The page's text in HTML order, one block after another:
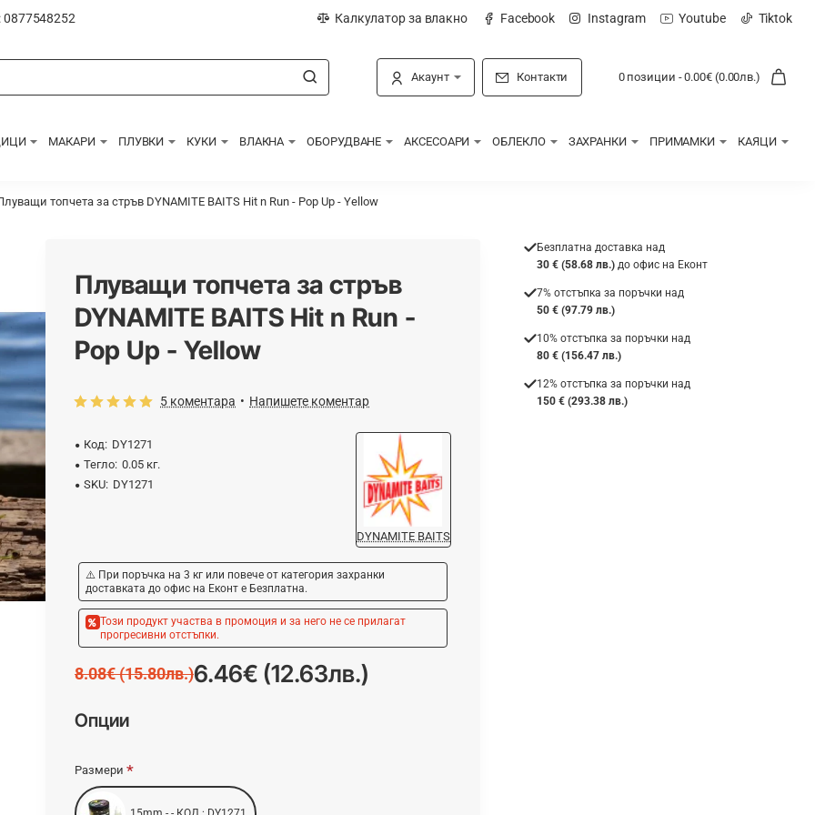
Калкулатор за влакно Facebook Instagram Youtube Tiktok
Акаунт Контакти 0 позиции - 0.00€ (0.00лв.)
МАКАРИ ПЛУВКИ КУКИ ВЛАКНА ОБОРУДВАНЕ АКСЕСОАРИ ОБЛЕКЛО ЗАХРАНКИ ПРИМАМКИ КАЯЦИ
топчета за стръв DYNAMITE BAITS Hit n Run - Pop Up - Yellow
Плуващи топчета за стръв
DYNAMITE BAITS Hit n Run -
Pop Up - Yellow
Код: DY1271
Тегло: 0.05 кг.
SKU: DY1271
DYNAMITE BAITS
5 коментара • Напишете коментар
⚠️ При поръчка на 3 кг или повече от категория захранки
доставката до офис на Еконт е Безплатна.
Този продукт участва в промоция и за него не се прилагат
прогресивни отстъпки.
6.46€ (12.63лв.)
8.08€ (15.80лв.)
Опции
Размери
Безплатна доставка над
30 € (58.68 лв.) до офис на Еконт
7% отстъпка за поръчки над
50 € (97.79 лв.)
10% отстъпка за поръчки над
80 € (156.47 лв.)
12% отстъпка за поръчки над
150 € (293.38 лв.)